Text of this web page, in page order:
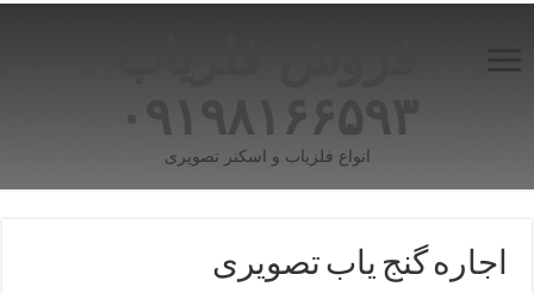
۰۹۱۹۸۱۶۶۵۹۳
انواع فلزیاب و اسکنر تصویری
اجاره گنج یاب تصویری